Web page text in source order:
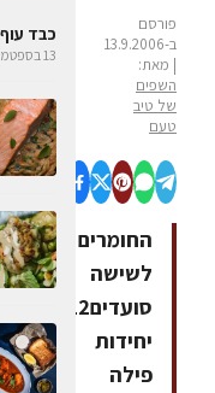
פורסם
ב-13.9.2006
| מאת:
השפים
של טיב
טעם
החומרים
לשישה
סועדים12
יחידות
פילה
כבד
13 בספטמבר 2006